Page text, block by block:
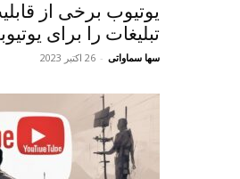
یوتیوب برخی از
تبلیغات را برای
سها سماواتی - 26 اکتبر 2023